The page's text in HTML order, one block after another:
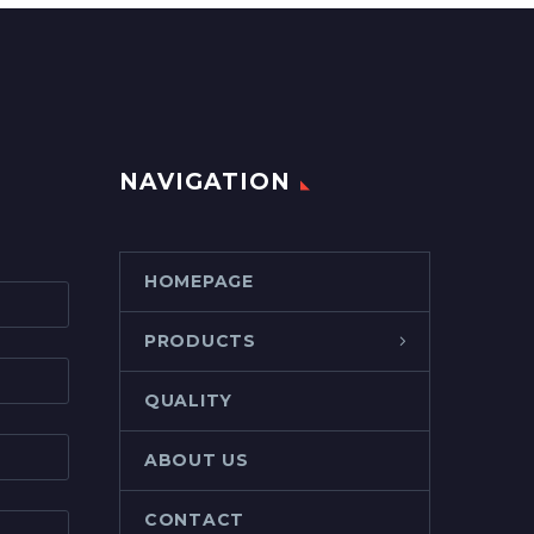
NAVIGATION
HOMEPAGE
PRODUCTS
QUALITY
ABOUT US
CONTACT